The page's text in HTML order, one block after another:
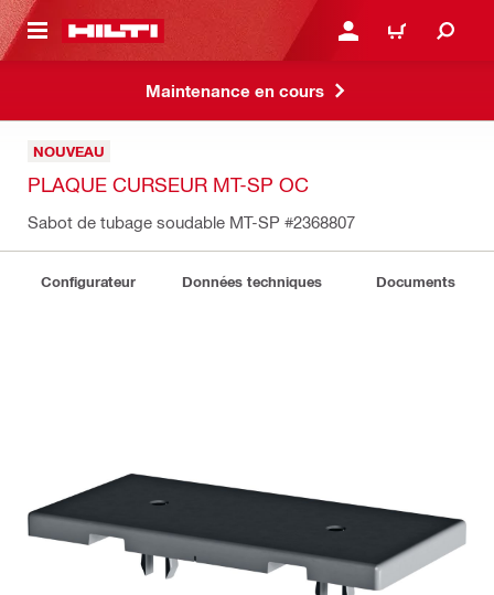
CONTENT CONNEXION OU
PANIER
Maintenance en cours
NOUVEAU
PLAQUE CURSEUR MT-SP OC
Sabot de tubage soudable MT-SP #2368807
Configurateur Données techniques Documents